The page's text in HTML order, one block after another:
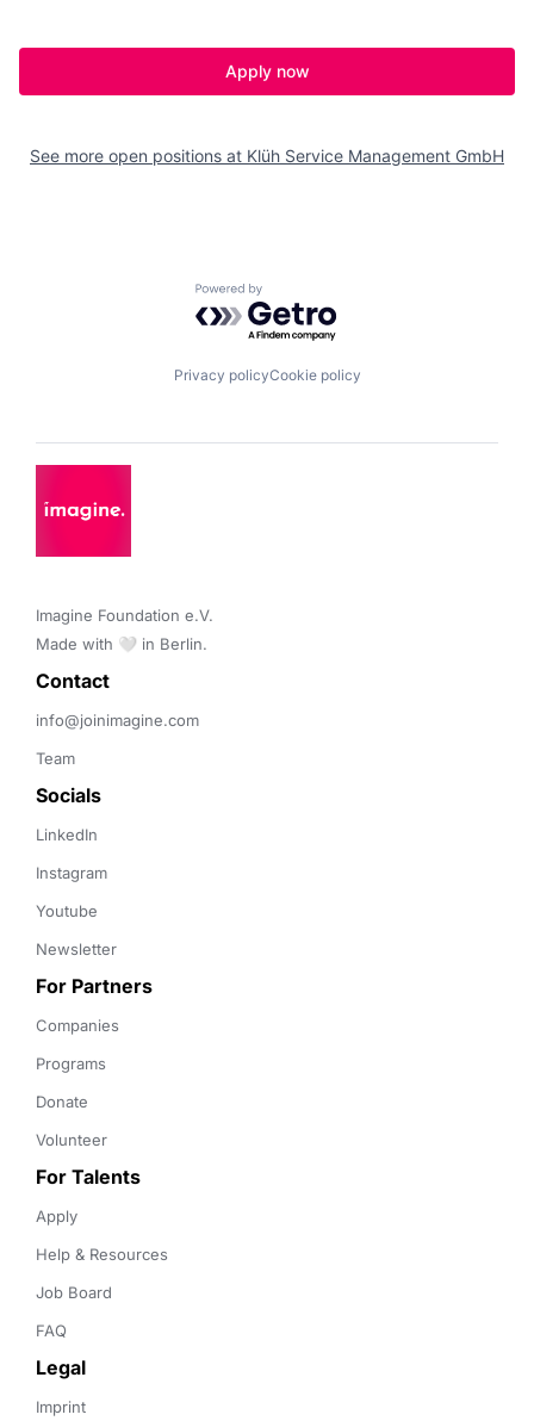
Apply now
See more open positions at Klüh Service Management GmbH
Powered by Getro.com
Privacy policyCookie policy
Imagine Foundation e.V.
Made with 🤍 in Berlin.
Contact
info@joinimagine.com
Team
Socials
LinkedIn
Instagram
Youtube
Newsletter
For Partners
Companies
Programs
Donate
Volunteer
For Talents
Apply
Help & Resources
Job Board
FAQ
Legal
Imprint